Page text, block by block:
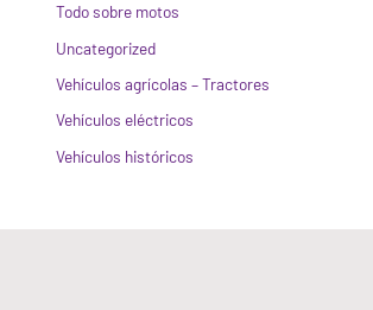
Todo sobre motos
Uncategorized
Vehículos agrícolas – Tractores
Vehículos eléctricos
Vehículos históricos